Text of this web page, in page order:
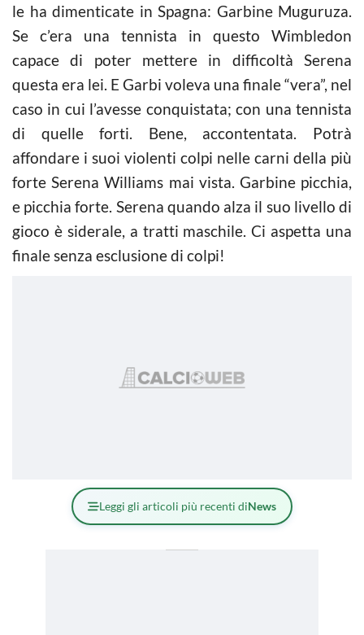
le ha dimenticate in Spagna: Garbine Muguruza.
Se c’era una tennista in questo Wimbledon
capace di poter mettere in difficoltà Serena
questa era lei. E Garbi voleva una finale “vera”, nel
caso in cui l’avesse conquistata; con una tennista
di quelle forti. Bene, accontentata. Potrà
affondare i suoi violenti colpi nelle carni della più
forte Serena Williams mai vista. Garbine picchia,
e picchia forte. Serena quando alza il suo livello di
gioco è siderale, a tratti maschile. Ci aspetta una
finale senza esclusione di colpi!
Leggi gli articoli più recenti diNews